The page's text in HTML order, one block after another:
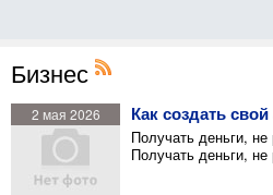
Бизнес
2 мая 2026 Как создать
Получать деньги,
Получать деньги,